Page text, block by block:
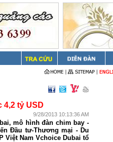
4,2 tỷ USD
9/28/2013 10:13:36 AM
, mô hình đàn chim bay -
Đầu tư-Thương mại - Du
Việt Nam Vchoice Dubai tổ